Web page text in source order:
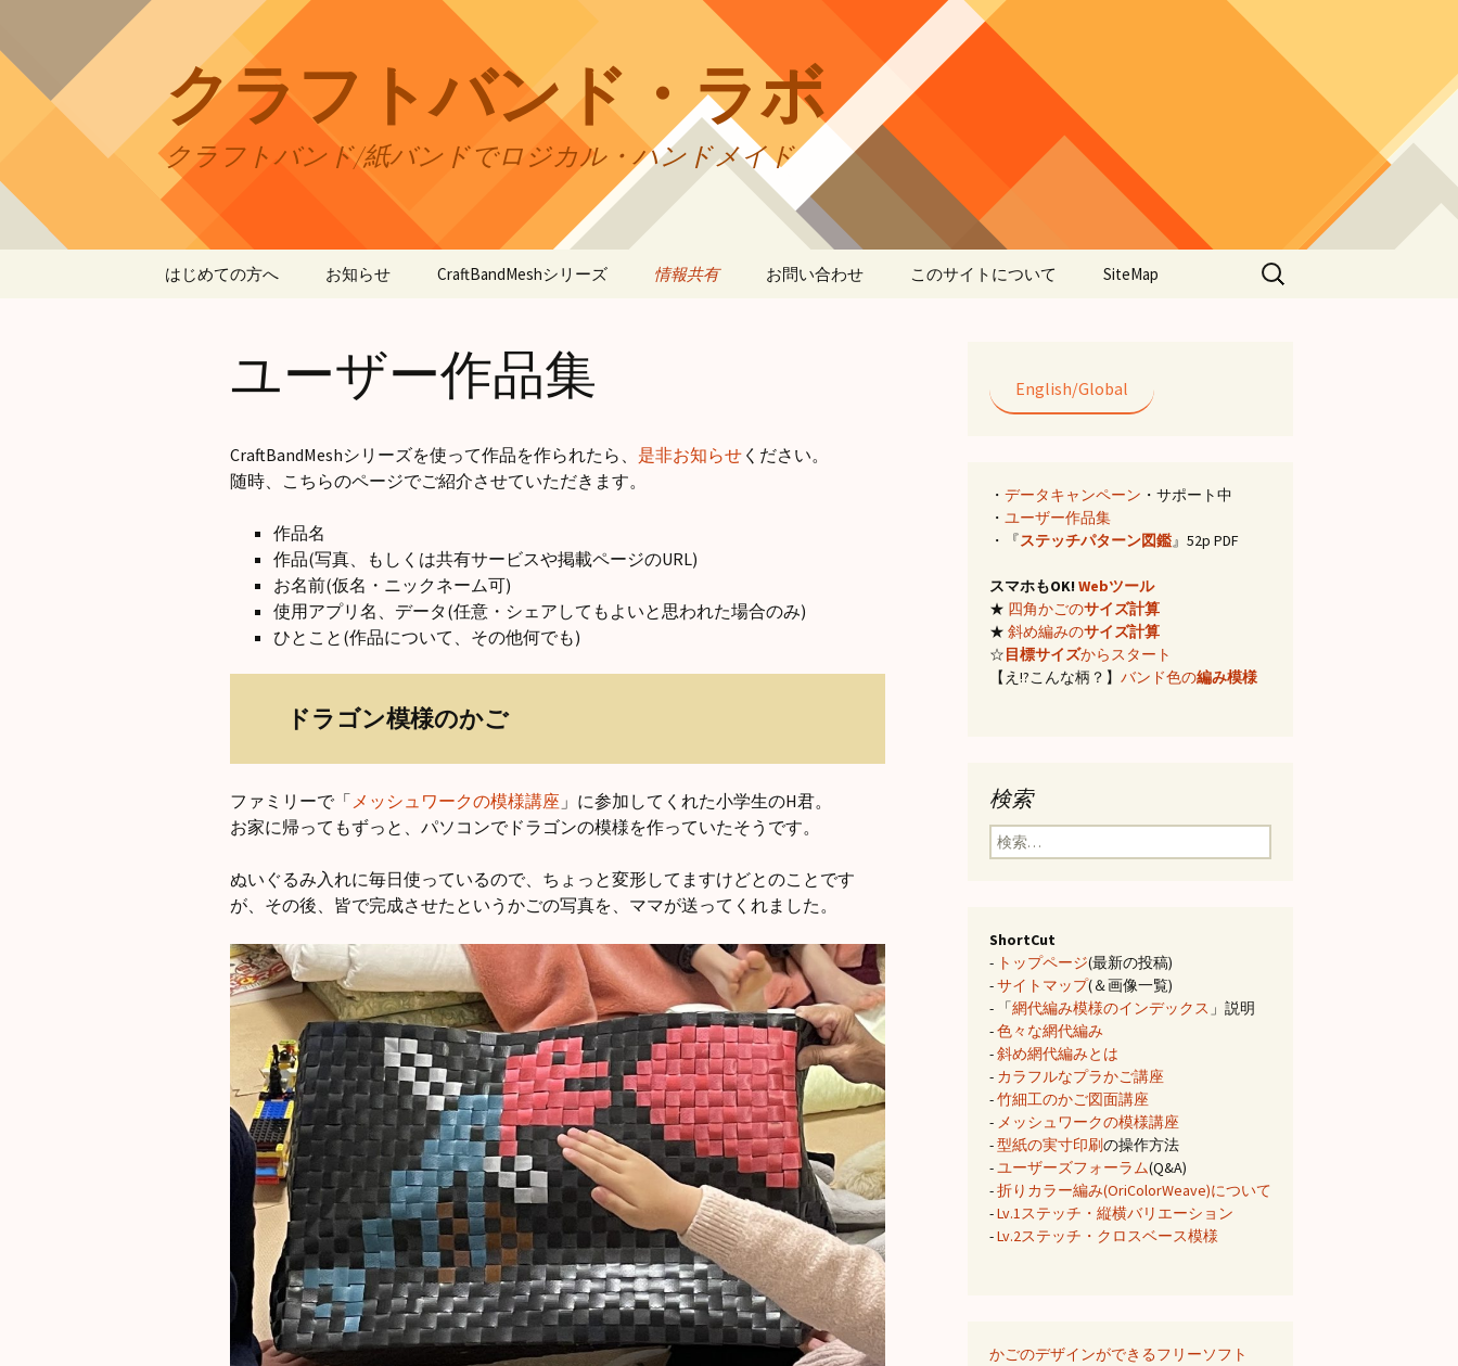
テ
キ
プ
クラフトバンド・ラボ
クラフトバンド/紙バンドでロジカル・ハンドメイド
はじめての方へ お知らせ CraftBandMeshシリーズ
CraftBandSquare45
例
CraftBandKnot出力例
CraftBandSquare
CbMesh
起動するまで お任せインストール手
手動インストール手順
情報共有
リンク・リンク
四角かごのサイズ計算
目標サイズからの概算
バンド色の編み模様
クロスベースのステッ
チ・2色の組合せ模様
お問い合わせ このサイトについて
折りカラー編み
(OriColorWeave)につい
SiteMap
検
索:
ユーザー作品集
CraftBandMeshシリーズを使って作品を作られたら、 是非お知らせ ください。
随時、こちらのページでご紹介させていただきます。
作品名
作品(写真、もしくは共有サービスや掲載ページのURL)
お名前(仮名・ニックネーム可)
使用アプリ名、データ(任意・シェアしてもよいと思われた場合のみ)
ひとこと(作品について、その他何でも)
ドラゴン模様のかご
ファミリーで「メッシュワークの模様講座 」に参加してくれた小学生のH君。
お家に帰ってもずっと、パソコンでドラゴンの模様を作っていたそうです。
ぬいぐるみ入れに毎日使っているので、ちょっと変形してますけどとのことです
が、その後、皆で完成させたというかごの写真を、ママが送ってくれました。
English/Global
・ データキャンペーン ・サポート中
・ ユーザー作品集
・『ステッチパターン図鑑』52p PDF
スマホもOK! Webツール
★ 四角かごのサイズ計算
★ 斜め編みのサイズ計算
☆目標サイズからスタート
【え!?こんな柄？】 バンド色の編み模様
検索
検
索:
ShortCut
- トップページ(最新の投稿)
-サイトマップ(＆画像一覧)
- 「網代編み模様のインデックス 」説明
-色々な網代編み
-斜め網代編みとは
- カラフルなプラかご講座
-竹細工のかご図面講座
- メッシュワークの模様講座
-型紙の実寸印刷の操作方法
-ユーザーズフォーラム(Q&A)
-折りカラー編み(OriColorWeave)について
-Lv.1ステッチ・縦横バリエーション
-Lv.2ステッチ・クロスベース模様
かごのデザインができるフリーソフト